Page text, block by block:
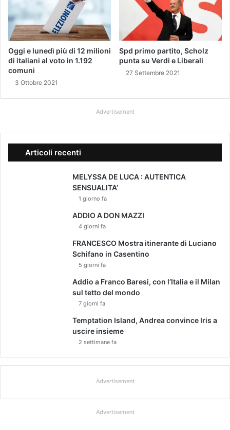
A
M
U
S
I
C
d
1
0
"
Oggi e lunedì più di 12 milioni
di italiani al voto in 1.192
comuni
3 Ottobre 2021
Spd primo partito, Scholz
punta su Verdi e Liberali
27 Settembre 2021
Advertisement
Articoli recenti
MELYSSA DE LUCA : AUTENTICA
SENSUALITA’
1 giorno fa
ADDIO A DON MAZZI
4 giorni fa
FRANCESCO Mostra itinerante di Luciano
Schifano in Casentino
5 giorni fa
Addio a Franco Baresi, con l’Italia e il Milan
sul tetto del mondo
7 giorni fa
Temptation Island, Andrea convince Iris a
uscire insieme
2 settimane fa
Advertisement
Advertisement